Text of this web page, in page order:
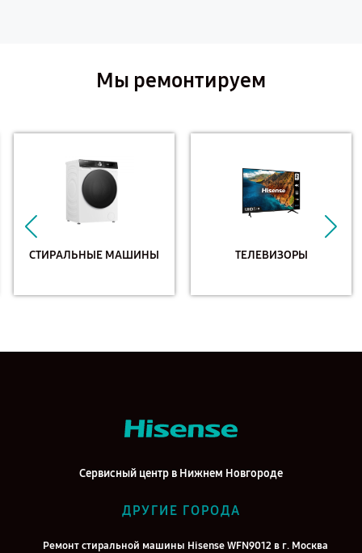
Мы ремонтируем
СТИРАЛЬНЫЕ МАШИНЫ ТЕЛЕВИЗОРЫ
Сервисный центр в Нижнем Новгороде
ДРУГИЕ ГОРОДА
Ремонт стиральной машины Hisense WFN9012 в г. Москва